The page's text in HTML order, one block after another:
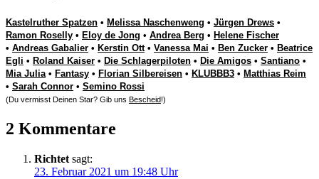
Kastelruther Spatzen • Melissa Naschenweng • Jürgen Drews •
Ramon Roselly • Eloy de Jong • Andrea Berg • Helene Fischer
• Andreas Gabalier • Kerstin Ott• Vanessa Mai • Ben Zucker • Beatrice
Egli • Roland Kaiser • Die Schlagerpiloten • Die Amigos • Santiano •
Mia Julia • Fantasy • Florian Silbereisen • KLUBBB3 • Matthias Reim
• Sarah Connor • Semino Rossi
(Du vermisst Deinen Star? Gib uns Bescheid!)
2 Kommentare
Richtet sagt:
23. Februar 2021 um 19:48 Uhr